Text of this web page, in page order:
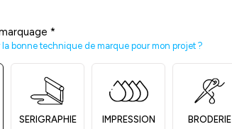
*
bonne technique de marque pour mon projet ?
SERIGRAPHIE IMPRESSION BRODERIE